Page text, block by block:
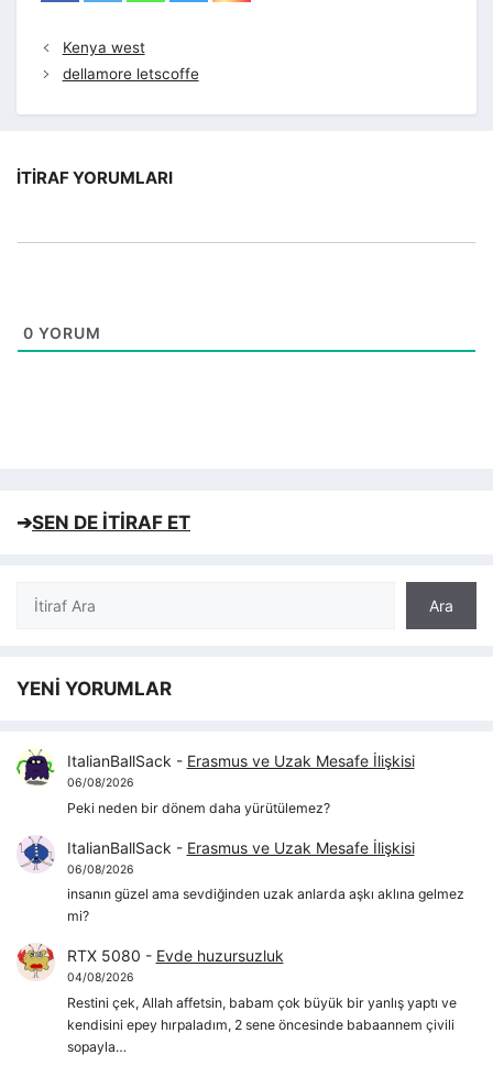
Kenya west
dellamore letscoffe
İTIRAF YORUMLARI
0 YORUM
➔SEN DE İTİRAF ET
Ara
Ara
YENİ YORUMLAR
ItalianBallSack - Erasmus ve Uzak Mesafe İlişkisi
06/08/2026
Peki neden bir dönem daha yürütülemez?
ItalianBallSack - Erasmus ve Uzak Mesafe İlişkisi
06/08/2026
insanın güzel ama sevdiğinden uzak anlarda aşkı aklına gelmez
mi?
RTX 5080 - Evde huzursuzluk
04/08/2026
Restini çek, Allah affetsin, babam çok büyük bir yanlış yaptı ve
kendisini epey hırpaladım, 2 sene öncesinde babaannem çivili
sopayla…